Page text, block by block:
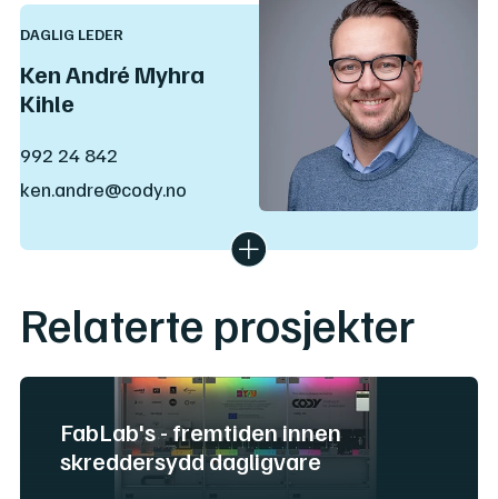
DAGLIG LEDER
Ken André Myhra
Kihle
har erfaring med programmering, automasjon,
kontrollsystemer og kvalitetsledelse. Siden 2019 har
992 24 842
ken.andre@cody.no
Relaterte prosjekter
FabLab's - fremtiden innen
skreddersydd dagligvare